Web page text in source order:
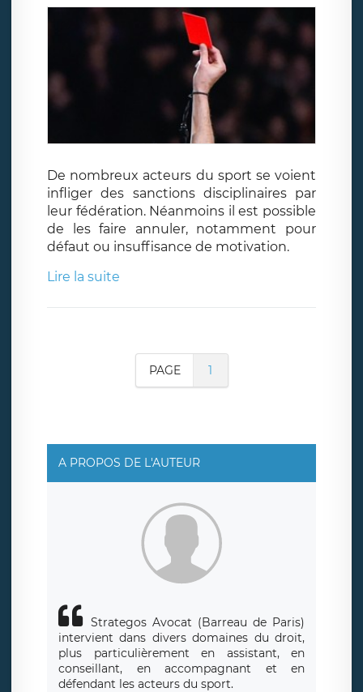
De nombreux acteurs du sport se voient
infliger des sanctions disciplinaires par
leur fédération. Néanmoins il est possible
de les faire annuler, notamment pour
défaut ou insuffisance de motivation.
Lire la suite
PAGE 1
A PROPOS DE L'AUTEUR
Strategos Avocat (Barreau de Paris)
intervient dans divers domaines du droit,
plus particulièrement en assistant, en
conseillant, en accompagnant et en
défendant les acteurs du sport.